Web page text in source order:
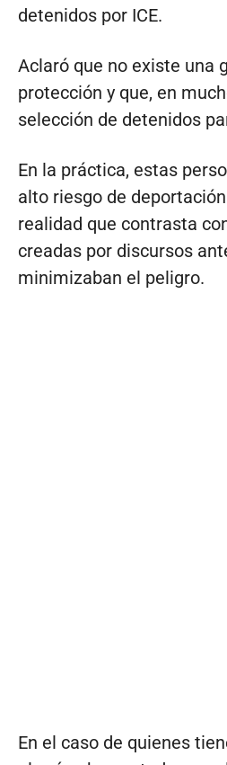
detenidos por ICE.
Aclaró que no existe una
protección y que, en
selección de detenidos
En la práctica, estas
alto riesgo de
realidad que contrasta
creadas por discursos
minimizaban el peligro.
En el caso de quienes